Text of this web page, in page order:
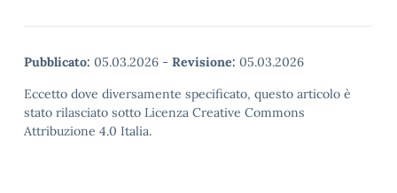
Pubblicato: 05.03.2026 - Revisione: 05.03.2026
Eccetto dove diversamente specificato, questo articolo è
stato rilasciato sotto Licenza Creative Commons
Attribuzione 4.0 Italia.